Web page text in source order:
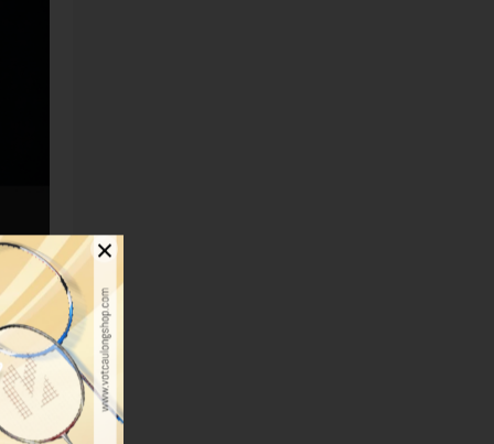
99%
×